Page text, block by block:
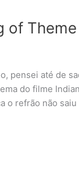
of Theme
pensei até de
do filme
o refrão não